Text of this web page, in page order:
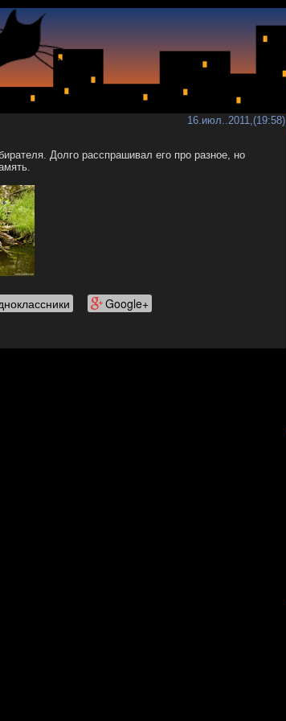
16.июл..2011,(19:58)
Долго расспрашивал его про разное, но
Google+